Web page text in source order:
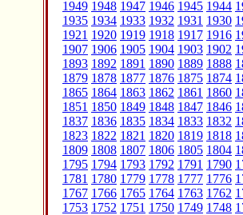
1949 1948 1947 1946 1945 1944
1935 1934 1933 1932 1931 1930
1921 1920 1919 1918 1917 1916
1907 1906 1905 1904 1903 1902
1893 1892 1891 1890 1889 1888
1879 1878 1877 1876 1875 1874
1865 1864 1863 1862 1861 1860
1851 1850 1849 1848 1847 1846
1837 1836 1835 1834 1833 1832
1823 1822 1821 1820 1819 1818
1809 1808 1807 1806 1805 1804
1795 1794 1793 1792 1791 1790
1781 1780 1779 1778 1777 1776
1767 1766 1765 1764 1763 1762
1753 1752 1751 1750 1749 1748